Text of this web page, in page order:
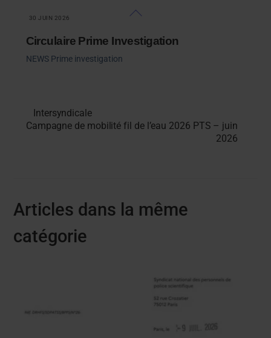
content
30 JUIN 2026
Circulaire Prime Investigation
NEWS Prime investigation
Intersyndicale
Campagne de mobilité fil de l’eau 2026 PTS – juin
2026
Articles dans la même
catégorie
Back
Top